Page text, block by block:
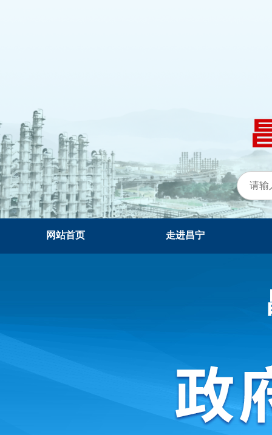
网站首页 走进昌宁